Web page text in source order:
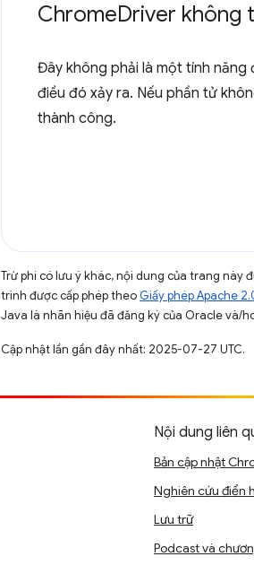
ChromeDriver không
Đây không phải là một tính
điều đó xảy ra. Nếu phần tử
thành công.
Trừ phi có lưu ý khác, nội dung của trang này
trình được cấp phép theo Giấy phép Apache
Java là nhãn hiệu đã đăng ký của Oracle và/
Cập nhật lần gần đây nhất: 2025-07-27 UTC.
Nội dung liên
Bản cập nhật
Nghiên cứu điển
Lưu trữ
Podcast và